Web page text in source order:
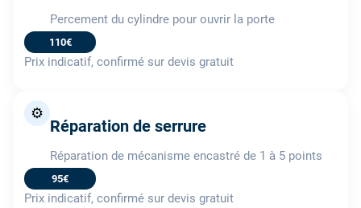
Percement du cylindre pour ouvrir la porte
110€
Prix indicatif, confirmé sur devis gratuit
⚙️
Réparation de serrure
Réparation de mécanisme encastré de 1 à 5 points
95€
Prix indicatif, confirmé sur devis gratuit